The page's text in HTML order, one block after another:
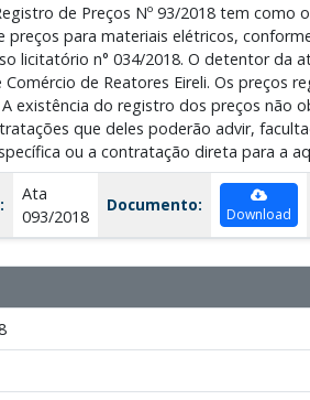
de Preços Nº 93/2018 tem como
preços para materiais elétricos,
licitatório n° 034/2018. O detentor da
Comércio de Reatores Eireli. Os preços
existência do registro dos preços não
que deles poderão advir,
ou a contratação direta para a
Ata
093/2018
Documento: Download